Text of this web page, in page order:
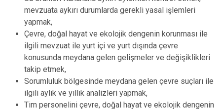
mevzuata aykırı durumlarda gerekli yasal işlemleri
yapmak,
Çevre, doğal hayat ve ekolojik dengenin korunması ile
ilgili mevzuat ile yurt içi ve yurt dışında çevre
konusunda meydana gelen gelişmeler ve değişiklikleri
takip etmek,
Sorumluluk bölgesinde meydana gelen çevre suçları ile
ilgili aylık ve yıllık analizleri yapmak,
Tim personelini çevre, doğal hayat ve ekolojik dengenin